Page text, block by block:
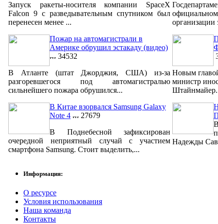
Запуск ракеты-носителя компании SpaceX
Falcon 9 с разведывательным спутником был
перенесен менее ...
Пожар на автомагистрали в
Америке обрушил эстакаду (видео)
34532
В Атланте (штат Джорджия, США) из-за
разгоревшегося под автомагистралью
сильнейшего пожара обрушился...
В Китае взорвался Samsung Galaxy
Note 4
27679
В Поднебесной зафиксирован
очередной неприятный случай с участием
смартфона Samsung. Стоит выделить,...
организации
Новым
министр
Надежды
Информация:
О ресурсе
Условия использования
Наша команда
Контакты